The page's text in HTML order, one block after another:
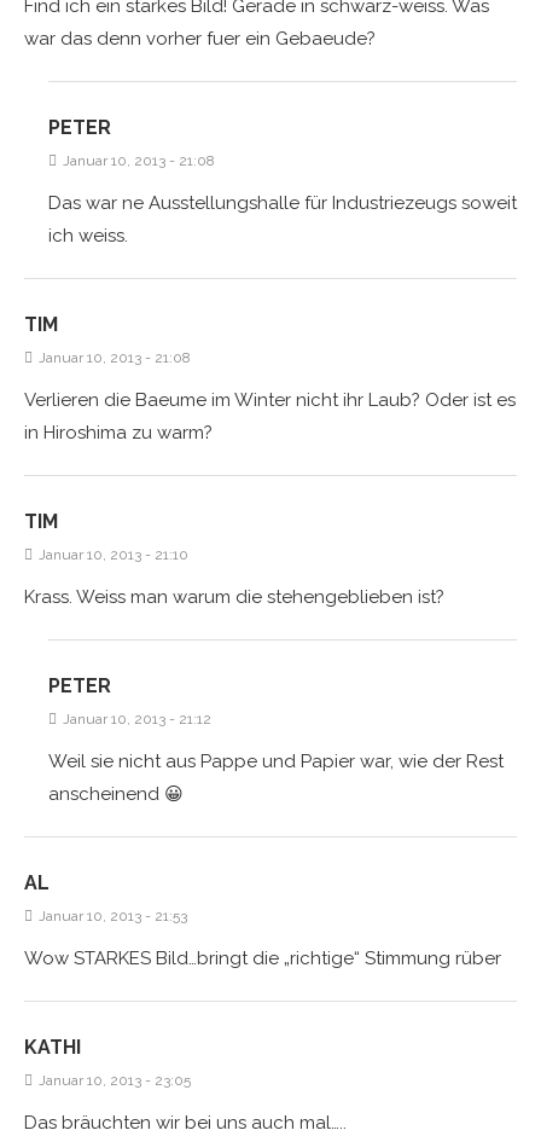
Find ich ein starkes Bild! Gerade in schwarz-weiss. Was
war das denn vorher fuer ein Gebaeude?
PETER
Januar 10, 2013 - 21:08
Das war ne Ausstellungshalle für Industriezeugs soweit
ich weiss.
TIM
Januar 10, 2013 - 21:08
Verlieren die Baeume im Winter nicht ihr Laub? Oder ist es
in Hiroshima zu warm?
TIM
Januar 10, 2013 - 21:10
Krass. Weiss man warum die stehengeblieben ist?
PETER
Januar 10, 2013 - 21:12
Weil sie nicht aus Pappe und Papier war, wie der Rest
anscheinend 😀
AL
Januar 10, 2013 - 21:53
Wow STARKES Bild…bringt die „richtige“ Stimmung rüber
KATHI
Januar 10, 2013 - 23:05
Das bräuchten wir bei uns auch mal…..